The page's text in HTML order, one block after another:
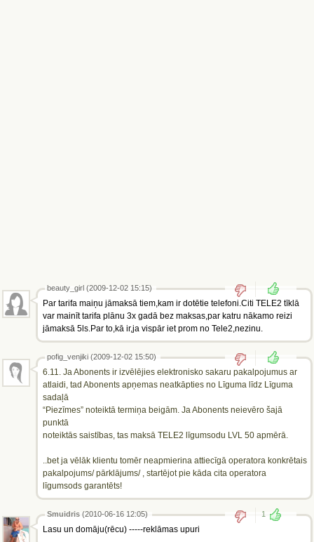
beauty_girl (2009-12-02 15:15)
Par tarifa maiņu jāmaksā tiem,kam ir dotētie telefoni.Citi TELE2 tīklā
var mainīt tarifa plānu 3x gadā bez maksas,par katru nākamo reizi
jāmaksā 5ls.Par to,kā ir,ja vispār iet prom no Tele2,nezinu.
pofig_venjiki (2009-12-02 15:50)
6.11. Ja Abonents ir izvēlējies elektronisko sakaru pakalpojumus ar
atlaidi, tad Abonents apņemas neatkāpties no Līguma līdz Līguma
sadaļā
“Piezīmes” noteiktā termiņa beigām. Ja Abonents neievēro šajā
punktā
noteiktās saistības, tas maksā TELE2 līgumsodu LVL 50 apmērā.
..bet ja vēlāk klientu tomēr neapmierina attiecīgā operatora konkrētais
pakalpojums/ pārklājums/ , startējot pie kāda cita operatora
līgumsods garantēts!
Smuidris (2010-06-16 12:05) 1
Lasu un domāju(rēcu) -----reklāmas upuri